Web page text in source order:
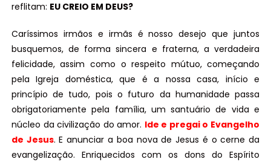
reflitam: EU CREIO EM DEUS?
Caríssimos irmãos e irmãs é nosso desejo que juntos
busquemos, de forma sincera e fraterna, a verdadeira
felicidade, assim como o respeito mútuo, começando
pela Igreja doméstica, que é a nossa casa, início e
princípio de tudo, pois o futuro da humanidade passa
obrigatoriamente pela família, um santuário de vida e
núcleo da civilização do amor. Ide e pregai o Evangelho
de Jesus. E anunciar a boa nova de Jesus é o cerne da
evangelização. Enriquecidos com os dons do Espírito